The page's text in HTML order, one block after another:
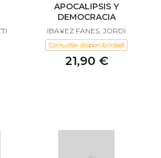
APOCALIPSIS Y
DEMOCRACIA
IBA¥EZ FANES, JORDI
Consultar disponibilidad
21,90 €